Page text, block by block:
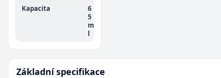
Kapacita
6
5
m
l
Základní specifikace